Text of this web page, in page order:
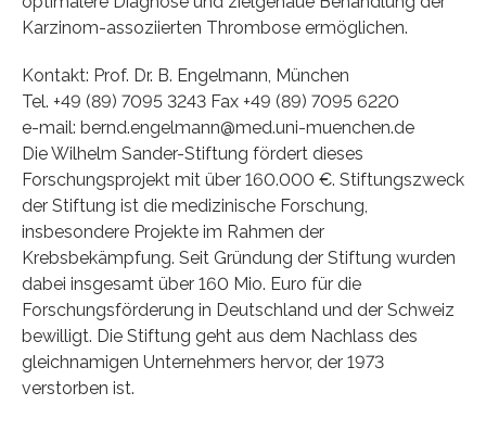
Karzinom-assoziierten Thrombose ermöglichen.
Kontakt: Prof. Dr. B. Engelmann, München
Tel. +49 (89) 7095 3243 Fax +49 (89) 7095 6220
e-mail: bernd.engelmann@med.uni-muenchen.de
Die Wilhelm Sander-Stiftung fördert dieses
Forschungsprojekt mit über 160.000 €. Stiftungszweck
der Stiftung ist die medizinische Forschung,
insbesondere Projekte im Rahmen der
Krebsbekämpfung. Seit Gründung der Stiftung wurden
dabei insgesamt über 160 Mio. Euro für die
Forschungsförderung in Deutschland und der Schweiz
bewilligt. Die Stiftung geht aus dem Nachlass des
gleichnamigen Unternehmers hervor, der 1973
verstorben ist.